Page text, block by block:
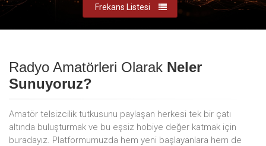
Frekans Listesi
Radyo Amatörleri Olarak Neler
Sunuyoruz?
Amatör telsizcilik tutkusunu paylaşan herkesi tek bir çatı
altında buluşturmak ve bu eşsiz hobiye değer katmak için
buradayız. Platformumuzda hem yeni başlayanlara hem de